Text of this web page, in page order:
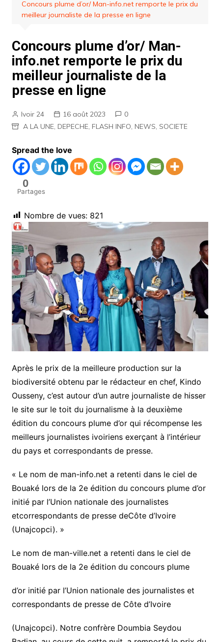
Concours plume d’or/ Man-info.net remporte le prix du
meilleur journaliste de la presse en ligne
Concours plume d’or/ Man-
info.net remporte le prix du
meilleur journaliste de la
presse en ligne
Ivoir 24 16 août 2023
0
A LA UNE, DEPECHE, FLASH INFO, NEWS, SOCIETE
Spread the love
0
Partages
Nombre de vues: 821
Après le prix de la meilleure production sur la
biodiversité obtenu par le rédacteur en chef, Kindo
Ousseny, c’est autour d’un autre journaliste de hisser
le site sur le toit du journalisme à la deuxième
édition du concours plume d’or qui récompense les
meilleurs journalistes ivoiriens exerçant à l’intérieur
du pays et correspondants de presse.
« Le nom de man-info.net a retenti dans le ciel de
Bouaké lors de la 2e édition du concours plume d’or
initié par l’Union nationale des journalistes
etcorrespondants de presse deCôte d’Ivoire
(Unajcopci). »
Le nom de man-ville.net a retenti dans le ciel de
Bouaké lors de la 2e édition du concours plume
d’or initié par l’Union nationale des journalistes et
correspondants de presse de Côte d’Ivoire
(Unajcopci). Notre confrère Doumbia Seydou